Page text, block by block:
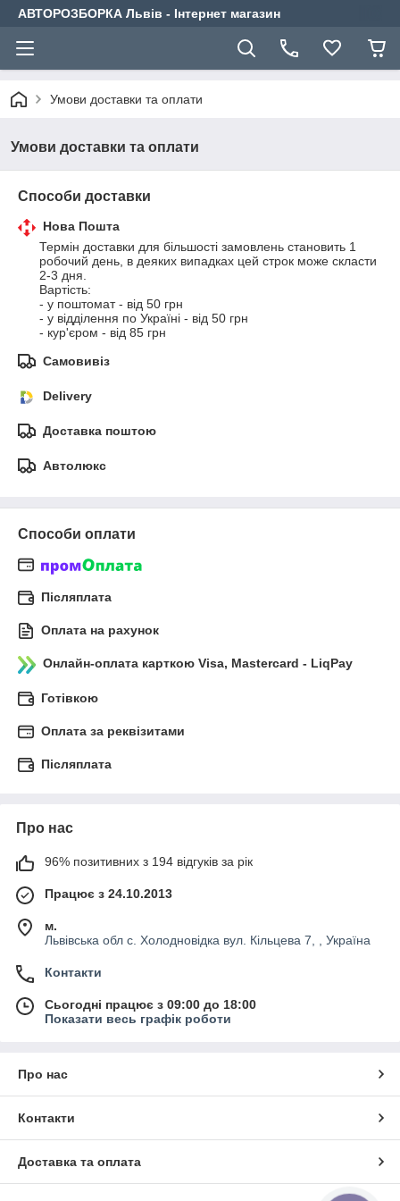
АВТОРОЗБОРКА Львів - Інтернет магазин
Умови доставки та оплати
Умови доставки та оплати
Способи доставки
Нова Пошта
Термін доставки для більшості замовлень становить 1
робочий день, в деяких випадках цей строк може скласти
2-3 дня.
Вартість:
- у поштомат - від 50 грн
- у відділення по Україні - від 50 грн
- кур'єром - від 85 грн
Самовивіз
Delivery
Доставка поштою
Автолюкс
Способи оплати
Післяплата
Оплата на рахунок
Онлайн-оплата карткою Visa, Mastercard - LiqPay
Готівкою
Оплата за реквізитами
Післяплата
Про нас
96% позитивних з 194 відгуків за рік
Працює з 24.10.2013
м.
Львівська обл с. Холодновідка вул. Кільцева 7, , Україна
Контакти
Сьогодні працює з 09:00 до 18:00
Показати весь графік роботи
Про нас
Контакти
Доставка та оплата